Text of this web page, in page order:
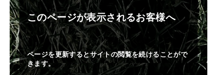
このページが表示されるお客様へ
ページを更新するとサイトの閲覧を続けることがで
きます。